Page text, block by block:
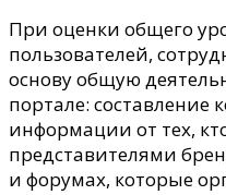
При оценки общего
пользователей,
основу общую
портале: составление
информации от тех,
представителями
и форумах, которые